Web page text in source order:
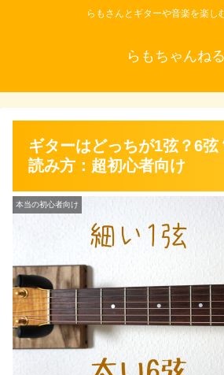
らもさんとギターや音楽を楽し
らもちゃんねる
ギターはどっちが1弦？6弦
読み方：超初心者向け
本当の初心者向け